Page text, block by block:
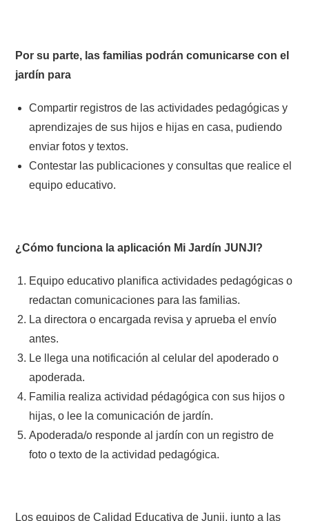
Por su parte, las familias podrán comunicarse con el
jardín para
Compartir registros de las actividades pedagógicas y
aprendizajes de sus hijos e hijas en casa, pudiendo
enviar fotos y textos.
Contestar las publicaciones y consultas que realice el
equipo educativo.
¿Cómo funciona la aplicación Mi Jardín JUNJI?
Equipo educativo planifica actividades pedagógicas o
redactan comunicaciones para las familias.
La directora o encargada revisa y aprueba el envío
antes.
Le llega una notificación al celular del apoderado o
apoderada.
Familia realiza actividad pédagógica con sus hijos o
hijas, o lee la comunicación de jardín.
Apoderada/o responde al jardín con un registro de
foto o texto de la actividad pedagógica.
Los equipos de Calidad Educativa de Junji, junto a las